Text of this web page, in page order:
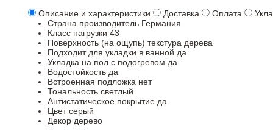
Описание и характеристики Доставка Оплата
Страна производитель Германия
Класс нагрузки 43
Поверхность (на ощупь) текстура дерева
Подходит для укладки в ванной да
Укладка на пол c подогревом да
Водостойкость да
Встроенная подложка нет
Тональность светлый
Антистатическое покрытие да
Цвет серый
Декор дерево